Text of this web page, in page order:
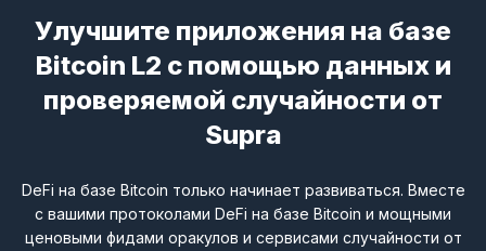
Улучшите приложения на базе
Bitcoin L2 с помощью данных и
проверяемой случайности от
Supra
DeFi на базе Bitcoin только начинает развиваться. Вместе
с вашими протоколами DeFi на базе Bitcoin и мощными
ценовыми фидами оракулов и сервисами случайности от